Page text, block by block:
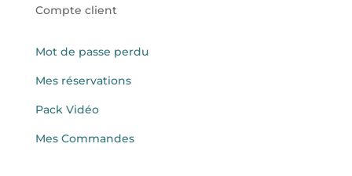
Compte client
Mot de passe perdu
Mes réservations
Pack Vidéo
Mes Commandes